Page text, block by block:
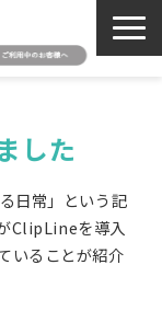
した
日常」という記
ClipLineを導入
いることが紹介